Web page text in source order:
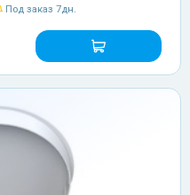
Под заказ 7дн.